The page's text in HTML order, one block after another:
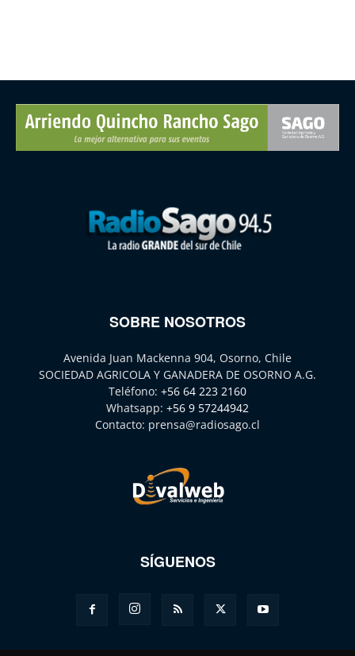
SOBRE NOSOTROS
Avenida Juan Mackenna 904, Osorno, Chile
SOCIEDAD AGRICOLA Y GANADERA DE OSORNO A.G.
Teléfono: +56 64 223 2160
Whatsapp: +56 9 57244942
Contacto: prensa@radiosago.cl
SÍGUENOS